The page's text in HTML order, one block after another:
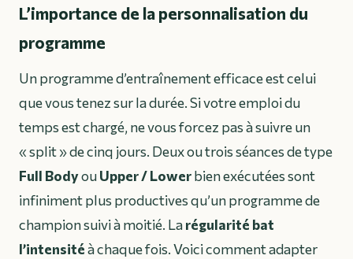
L’importance de la personnalisation du
programme
Un programme d’entraînement efficace est celui
que vous tenez sur la durée. Si votre emploi du
temps est chargé, ne vous forcez pas à suivre un
« split » de cinq jours. Deux ou trois séances de type
Full BodyouUpper / Lowerbien exécutées sont
infiniment plus productives qu’un programme de
champion suivi à moitié. Larégularité bat
l’intensitéà chaque fois. Voici comment adapter